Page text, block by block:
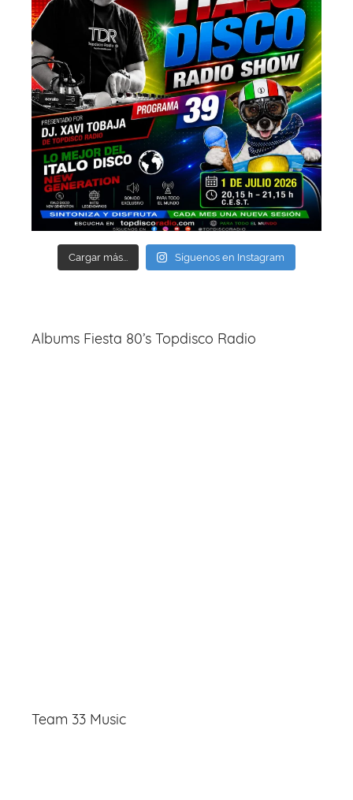
Cargar más... Síguenos en Instagram
Albums Fiesta 80’s Topdisco Radio
Team 33 Music